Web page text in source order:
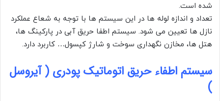
شده است.
تعداد و اندازه لوله ها در این سیستم ها با توجه به شعاع عملکرد
نازل ها تعیین می شود. سیستم اطفا حریق آبی در پارکینگ ها،
هتل ها، مخازن نگهداری سوخت و شارژ کپسول… کاربرد دارد.
سیستم اطفاء حریق اتوماتیک پودری ( آیروسل
)